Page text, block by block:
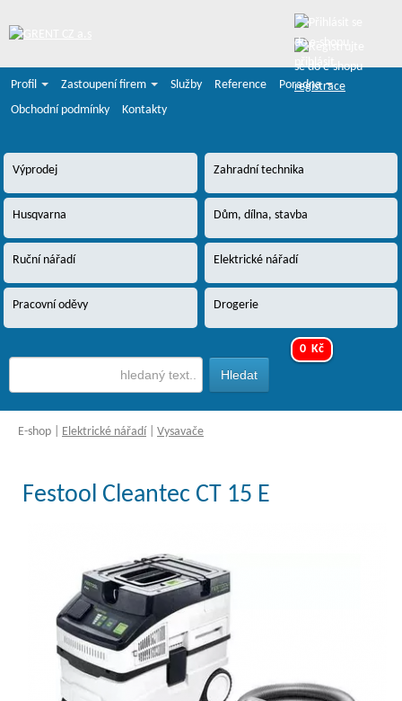
registrace
Profil
Zastoupení firem Služby Reference
Poradna
Obchodní podmínky
Kontakty
Výprodej Zahradní technika
Husqvarna Dům, dílna, stavba
Ruční nářadí Elektrické nářadí
Pracovní oděvy Drogerie
0 Kč
E-shop Elektrické nářadí Vysavače
Festool Cleantec CT 15 E